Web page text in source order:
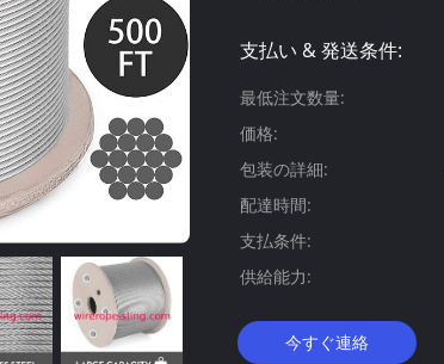
支払い & 発送条件:
最低注文数量:
価格:
包装の詳細:
配達時間:
支払条件:
供給能力:
今すぐ連絡